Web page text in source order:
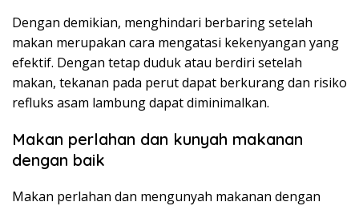
Dengan demikian, menghindari berbaring setelah
makan merupakan cara mengatasi kekenyangan yang
efektif. Dengan tetap duduk atau berdiri setelah
makan, tekanan pada perut dapat berkurang dan risiko
refluks asam lambung dapat diminimalkan.
Makan perlahan dan kunyah makanan
dengan baik
Makan perlahan dan mengunyah makanan dengan